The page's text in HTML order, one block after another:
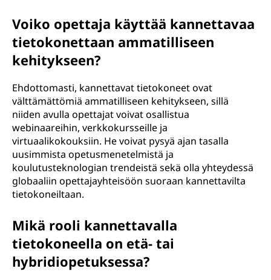
Voiko opettaja käyttää kannettavaa
tietokonettaan ammatilliseen
kehitykseen?
Ehdottomasti, kannettavat tietokoneet ovat
välttämättömiä ammatilliseen kehitykseen, sillä
niiden avulla opettajat voivat osallistua
webinaareihin, verkkokursseille ja
virtuaalikokouksiin. He voivat pysyä ajan tasalla
uusimmista opetusmenetelmistä ja
koulutusteknologian trendeistä sekä olla yhteydessä
globaaliin opettajayhteisöön suoraan kannettavilta
tietokoneiltaan.
Mikä rooli kannettavalla
tietokoneella on etä- tai
hybridiopetuksessa?